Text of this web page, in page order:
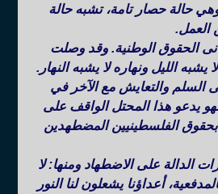
حالة حصار تامة، تشبه حالة
العمل.
الحقوق الوطنية. وقد وصلت
يشبه الليل ونهاره لا يشبه النهار.
السلم والتعايش مع الآخر في
يدعو هذا المحتل الواقف على
بحقوق الفلسطينيين المضطهدين
الدالة على الاضطهاد ومنها: لا
أعداؤنا يشعلون لنا النور